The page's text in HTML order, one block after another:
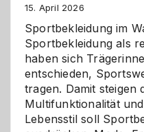
15. April 2026
Sportbekleidung im
Sportbekleidung als
haben sich
entschieden,
tragen. Damit steigen
Multifunktionalität
Lebensstil soll